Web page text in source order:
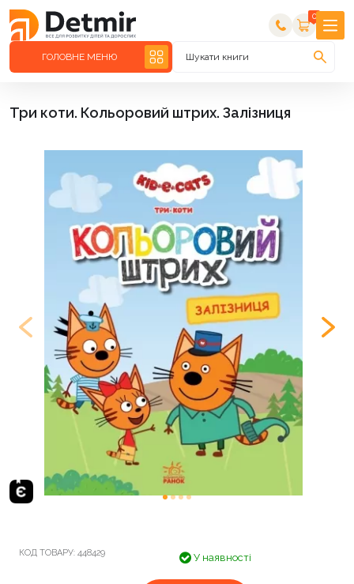
0
ГОЛОВНЕ МЕНЮ Шукати книги
Три коти. Кольоровий штрих. Залізниця
КОД ТОВАРУ: 448429 У наявності